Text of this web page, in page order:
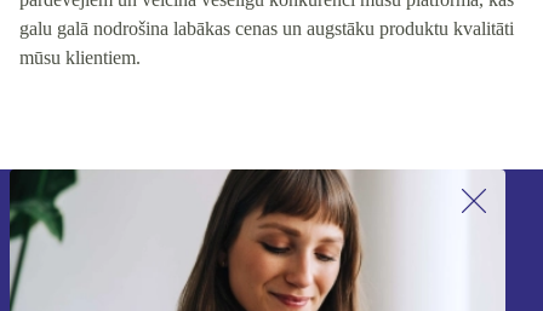
galu galā nodrošina labākas cenas un augstāku produktu kvalitāti
mūsu klientiem.
Piesakieties mūsu jaunumu
saņemšanai!
Nekad vairs nepalaidiet garām nevienu
piedāvājumu.